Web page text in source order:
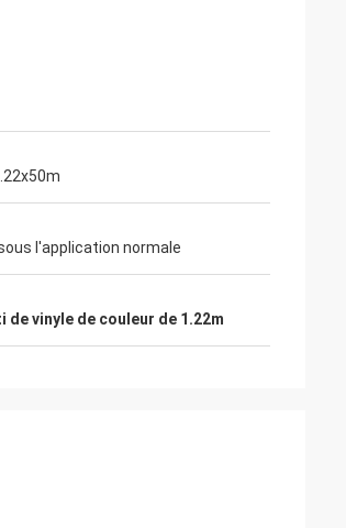
l'application normale
vinyle de couleur de 1.22m